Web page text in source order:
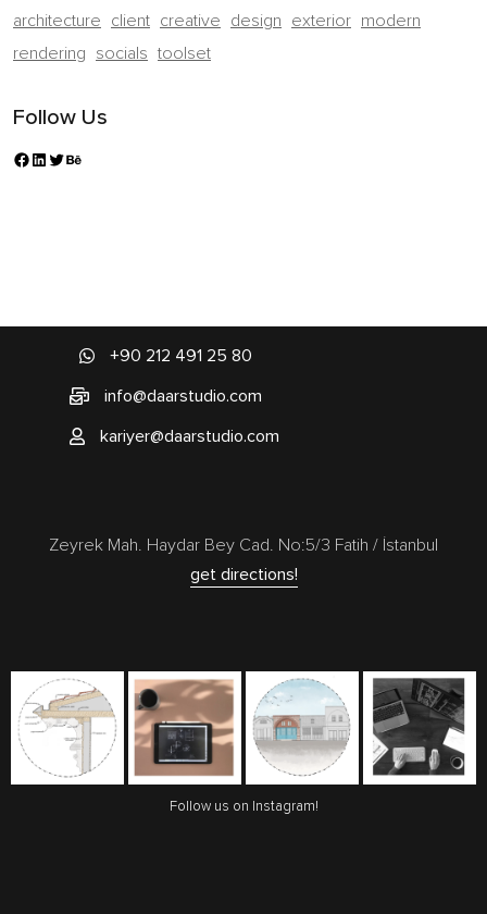
architecture client creative design exterior modern
rendering socials toolset
Follow Us
+90 212 491 25 80
info@daarstudio.com
kariyer@daarstudio.com
Zeyrek Mah. Haydar Bey Cad. No:5/3 Fatih / İstanbul
get directions!
Follow us on Instagram!